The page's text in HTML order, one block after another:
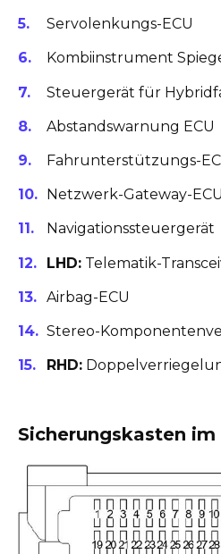
Servolenkungs-ECU
Kombiinstrument
Steuergerät für
Abstandswarnung ECU
Fahrunterstützungs-
Netzwerk-Gateway-ECU
Navigationssteuergerät
LHD: Telematik-
Airbag-ECU
Stereo-
RHD:
Sicherungskasten